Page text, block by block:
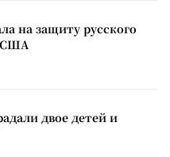
на защиту русского
США
двое детей и